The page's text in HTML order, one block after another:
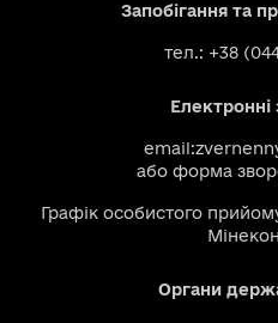
Запобігання та
тел.: +38
Електронні
email:
або форма
Графік особистого
Органи